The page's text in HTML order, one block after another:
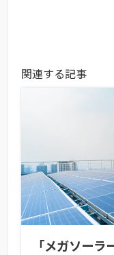
関連する記事
「メガソー